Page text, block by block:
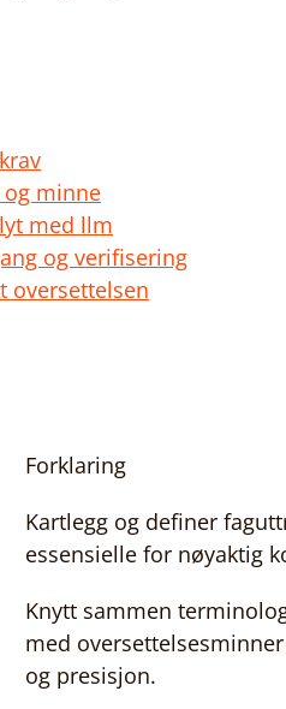
minne
med llm
og verifisering
oversettelsen
Forklaring
Kartlegg og definer
essensielle for nøyaktig
Knytt sammen
med
og presisjon.